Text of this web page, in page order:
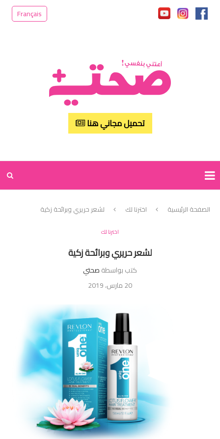
Français
تحميل مجاني هنا
الصفحة الرئيسية اخترنا لك لشعر حريري وبرائحة زكية
اخترنا لك
لشعر حريري وبرائحة زكية
كتب بواسطةصحتي
20 مارس، 2019